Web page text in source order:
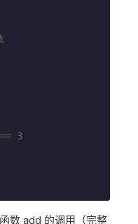
3
数 add 的调用（完整